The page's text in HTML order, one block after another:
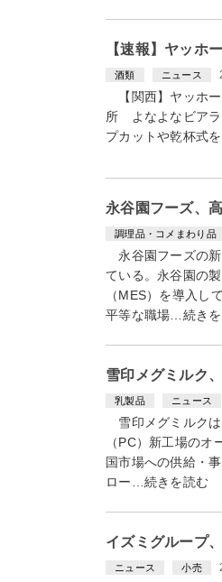
【速報】ヤッホ
酒類 ニュース
【関西】ヤッホー
所 よなよなビアラ
プカットや乾杯式
永谷園フーズ、
調理品・コメまわり品
永谷園フーズの新
ている。永谷園の
（MES）を導入し
平等な職場…続き
雪印メグミルク
乳製品 ニュース
雪印メグミルクは
（PC）新工場の
国市場への供給・
ロー…続きを読む
イズミグループ
ニュース 小売